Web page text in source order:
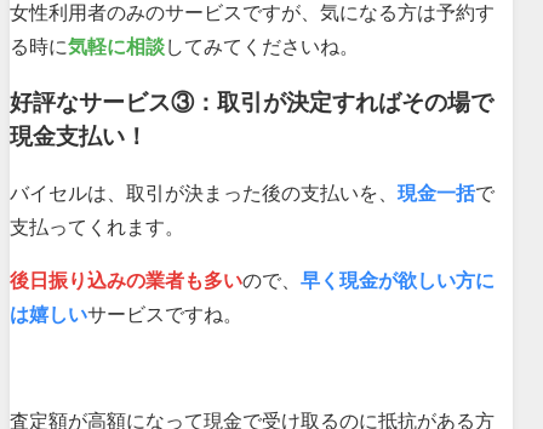
女性利用者のみのサービスですが、気になる方は予約す
る時に気軽に相談してみてくださいね。
好評なサービス③：取引が決定すればその場で
現金支払い！
バイセルは、取引が決まった後の支払いを、 現金一括で
支払ってくれます。
後日振り込みの業者も多いので、 早く現金が欲しい方に
は嬉しいサービスですね。
査定額が高額になって現金で受け取るのに抵抗がある方